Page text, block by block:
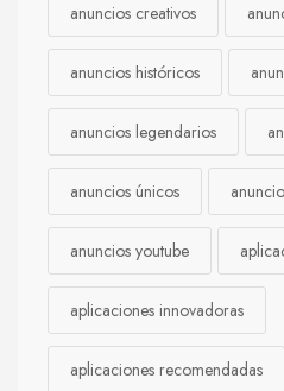
anuncios creativos
anuncios históricos
anuncios legendarios
anuncios únicos
anuncios youtube
aplicaciones innovadoras
aplicaciones recomendadas